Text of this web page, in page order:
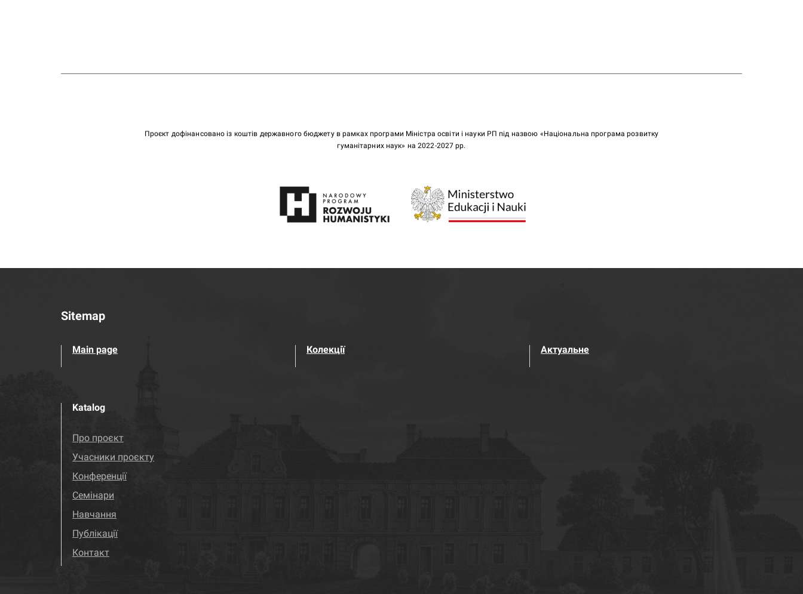
Проєкт дофінансовано із коштів державного бюджету в рамках програми Міністра освіти і науки РП під назвою «Національна програма розвитку
гуманітарних наук» на 2022-2027 рр.
Sitemap
Main page Колекції Актуальне
Katalog
Про проєкт
Учасники проєкту
Конференції
Семінари
Навчання
Публікації
Контакт